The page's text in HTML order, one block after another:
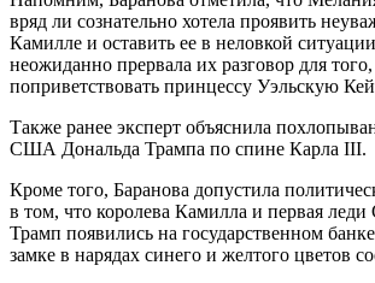
вряд ли сознательно хотела проявить
Камилле и оставить ее в неловкой
неожиданно прервала их разговор для
поприветствовать принцессу Уэльскую
Также ранее эксперт объяснила
США Дональда Трампа по спине Карла III.
Кроме того, Баранова допустила
в том, что королева Камилла и первая
Трамп появились на государственном
замке в нарядах синего и желтого цветов